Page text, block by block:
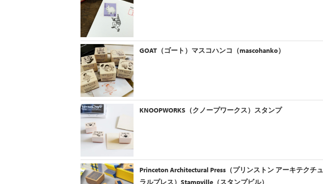
GOAT（ゴート）マスコハンコ（mascohanko）
KNOOPWORKS（クノープワークス）スタンプ
Princeton Architectural Press（プリンストン アーキテクチュ
ラルプレス）Stampville（スタンプビル）